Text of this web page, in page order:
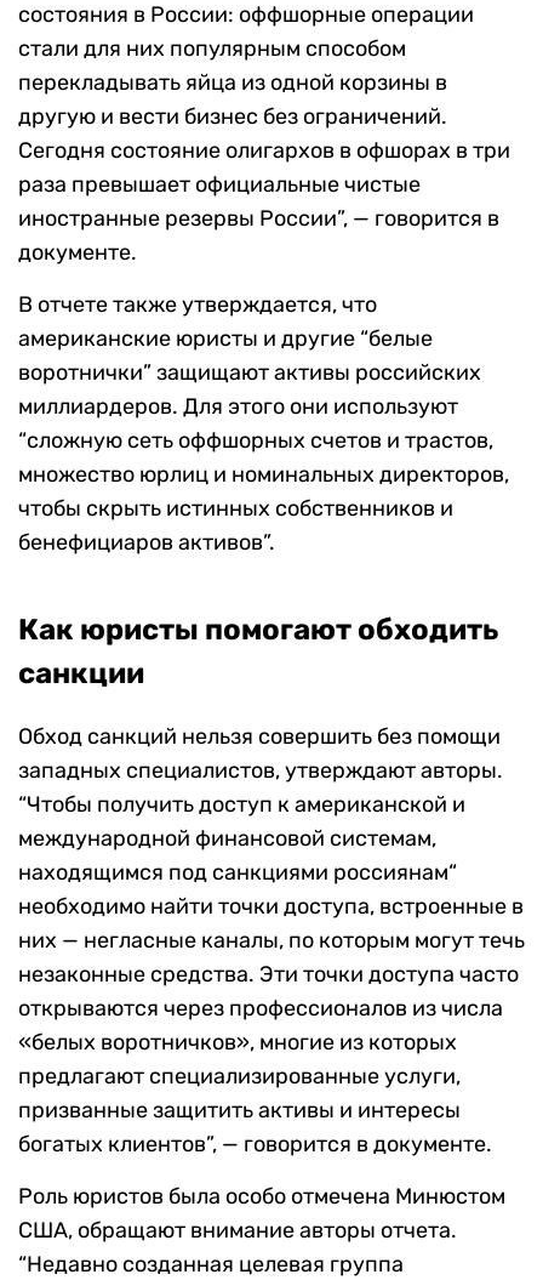
состояния в России: оффшорные операции
стали для них популярным способом
перекладывать яйца из одной корзины в
другую и вести бизнес без ограничений.
Сегодня состояние олигархов в офшорах в три
раза превышает официальные чистые
иностранные резервы России”, — говорится в
документе.
В отчете также утверждается, что
американские юристы и другие “белые
воротнички” защищают активы российских
миллиардеров. Для этого они используют
“сложную сеть оффшорных счетов и трастов,
множество юрлиц и номинальных директоров,
чтобы скрыть истинных собственников и
бенефициаров активов”.
Как юристы помогают обходить
санкции
Обход санкций нельзя совершить без помощи
западных специалистов, утверждают авторы.
“Чтобы получить доступ к американской и
международной финансовой системам,
находящимся под санкциями россиянам“
необходимо найти точки доступа, встроенные в
них — негласные каналы, по которым могут течь
незаконные средства. Эти точки доступа часто
открываются через профессионалов из числа
«белых воротничков», многие из которых
предлагают специализированные услуги,
призванные защитить активы и интересы
богатых клиентов”, — говорится в документе.
Роль юристов была особо отмечена Минюстом
США, обращают внимание авторы отчета.
“Недавно созданная целевая группа